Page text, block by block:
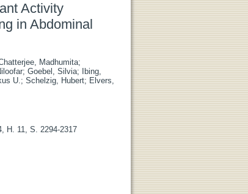
Activity
in Abdominal
Madhumita;
; Goebel, Silvia;
Ibing,
U.; Schelzig, Hubert; Elvers,
H. 11, S. 2294-2317